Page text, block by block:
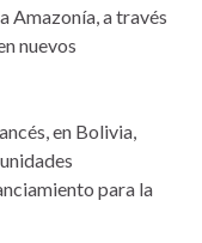
Amazonía, a través
nuevos
en Bolivia,
para la